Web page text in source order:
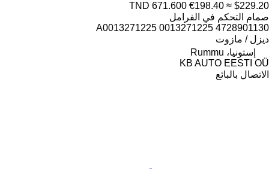
TND 671.600 €198.40 ≈ $229.20
صمام التحكم في الفرامل
4728901130 0013271225 A0013271225
ديزل / مازوت
إستونيا، Rummu
KB AUTO EESTI OÜ
الاتصال بالبائع